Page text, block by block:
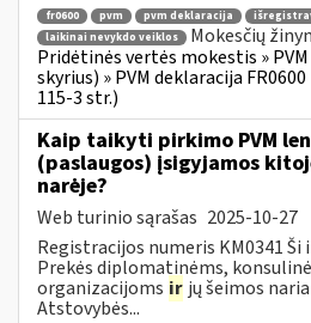
fr0600 pvm pvm deklaracija
laikinai nevykdo veiklos
Mokesčių
Pridėtinės vertės mokestis »
skyrius) » PVM deklaracija
115-3 str.)
Kaip taikyti pirkimo PVM
(paslaugos) įsigyjamos
narėje?
Web turinio sąrašas 2025-10-27
Registracijos numeris KM0341
Prekės diplomatinėms,
organizacijoms ir jų šeimos
Atstovybės...